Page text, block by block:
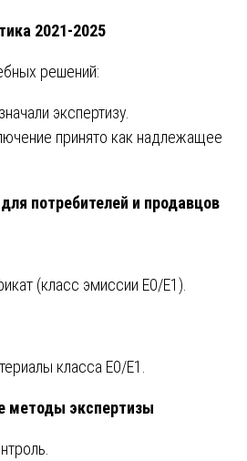
2021-2025
решений:
экспертизу.
принято как надлежащее
потребителей и продавцов
(класс эмиссии Е0/Е1).
класса Е0/Е1.
методы экспертизы